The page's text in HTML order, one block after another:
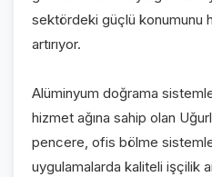
sektördeki güçlü konumunu
artırıyor.
Alüminyum doğrama
hizmet ağına sahip olan
pencere, ofis bölme
uygulamalarda kaliteli işçilik